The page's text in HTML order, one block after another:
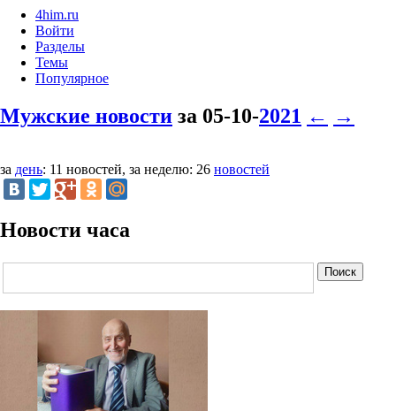
4him.ru
Войти
Разделы
Темы
Популярное
Мужские новости за 05-10-2021 ← →
за день: 11 новостей, за неделю: 26 новостей
Новости часа